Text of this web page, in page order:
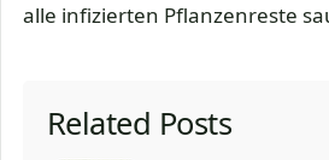
alle infizierten Pflanzenreste
Related Posts